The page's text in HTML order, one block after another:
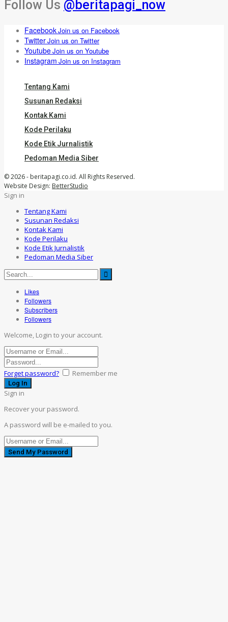
Follow Us @beritapagi_now
FacebookJoin us on Facebook
TwitterJoin us on Twitter
YoutubeJoin us on Youtube
Instagram Join us on Instagram
Tentang Kami
Susunan Redaksi
Kontak Kami
Kode Perilaku
Kode Etik Jurnalistik
Pedoman Media Siber
© 2026 - beritapagi.co.id. All Rights Reserved.
Website Design: BetterStudio
Sign in
Tentang Kami
Susunan Redaksi
Kontak Kami
Kode Perilaku
Kode Etik Jurnalistik
Pedoman Media Siber
Likes
Followers
Subscribers
Followers
Welcome, Login to your account.
Forget password? Remember me
Sign in
Recover your password.
A password will be e-mailed to you.